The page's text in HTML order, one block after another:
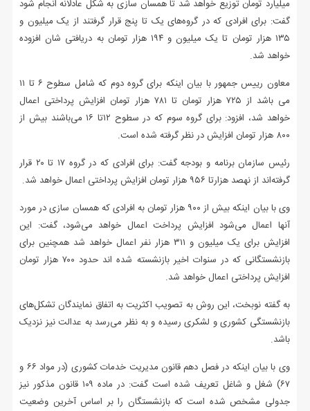
میلیارد تومان توزیع خواهد شد تا همسان سازی به شکل عادلانه انجام شود
گفت: برای افرادی که در گروه‌های یک تا پنج قرار گرفتند از یک میلیون و
۱۳۵ هزار تومان تا یک میلیون و ۱۹۴ هزار تومان به دریافتی شان افزوده
خواهد شد.
معاون رییس جمهور با بیان اینکه برای گروه دوم که شامل سطوح ۶ تا ۱۱
می باشد از ۷۲۵ هزار تومان تا ۷۸۱ هزار تومان افزایش پرداختی اعمال
خواهد شد، افزود: برای گروه سوم که در سطوح ۱۲تا ۱۶ می‌باشند بیش از
۸۰۰ هزار تومان افزایش در نظر گرفته شده است.
رئیس سازمان برنامه و بودجه گفت: برای افرادی که در گروه ۱۷ تا ۲۰ قرار
گرفته‌اند از نهصد هزارتا ۹۵۶ هزار تومان افزایش پرداختی اعمال خواهد شد.
وی با بیان اینکه بیش از ۹۰۰ هزار تومان به افرادی که همسان سازی در مورد
آنها اعمال می‌شود افزایش پرداخت اعمال خواهد می‌شود، گفت: این
افزایش برای یک میلیون و ۳۱۱ هزار نفر اعمال خواهد شد همچنین برای
بازنشستگانی که در سنوات اخیر بازنشسته شده اند حدود ۷۰۰ هزار تومان
افزایش پرداختی اعمال خواهد شد.
به گفته نوبخت، این روش به تصویب اکثریت به اتفاق نمایندگان تشکل‌های
بازنشستگی کشوری و لشکری رسیده و به نظر می‌رسد به عدالت نیز نزدیک
باشد.
وی با بیان اینکه در فصل دهم قانون مدیریت خدمات کشوری (در مواد ۶۶ و
۶۷) شغل و شاغل تعریف شده است گفت: در ماده ۱۰۹ قانون مذکور نیز
جدولی مشخص شده است که بازنشستگان را بر اساس آخرین وضعیت